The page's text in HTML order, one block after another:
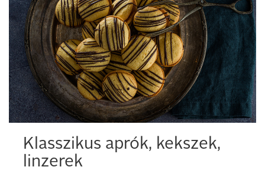
Klasszikus aprók, kekszek,
linzerek